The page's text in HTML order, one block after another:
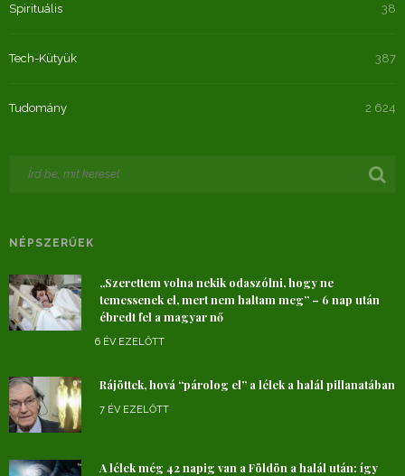
Spirituális 38
Tech-Kütyük 387
Tudomány 2 624
NÉPSZERŰEK
„Szerettem volna nekik odaszólni, hogy ne
temessenek el, mert nem haltam meg” – 6 nap után
ébredt fel a magyar nő
6 ÉV EZELŐTT
Rájöttek, hová “párolog el” a lélek a halál pillanatában
7 ÉV EZELŐTT
A lélek még 42 napig van a Földön a halál után: így